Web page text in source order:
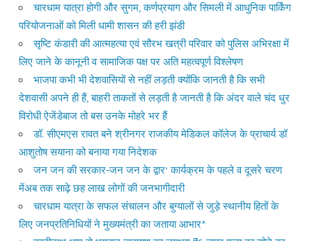
चारधाम यात्रा होगी और सुगम, कर्णप्रयाग और सिमली में आधुनिक पार्किंग
परियोजनाओं को मिली धामी शासन की हरी झंडी
सृष्टि कंडारी की आत्महत्या एवं सौरभ खत्री परिवार को पुलिस अभिरक्षा में
लिए जाने के कानूनी व सामाजिक पक्ष पर अति महत्वपूर्ण विश्लेषण
भाजपा कभी भी देशवासियों से नहीं लड़ती क्योंकि जानती है कि सभी
देशवासी अपने ही हैं, बाहरी ताकतों से लड़ती है जानती है कि अंदर वाले चंद धुर
विरोधी ऐजेंडेबाज तो बस उनके मोहरे भर हैं
डॉ. सीएमएस रावत बने श्रीनगर राजकीय मेडिकल कॉलेज के प्राचार्य डॉ
आशुतोष सयाना को बनाया गया निदेशक
जन जन की सरकार-जन जन के द्वार’ कार्यक्रम के पहले व दूसरे चरण
मेंअब तक साढ़े छह लाख लोगों की जनभागीदारी
चारधाम यात्रा के सफल संचालन और बुग्यालों से जुड़े स्थानीय हितों के
लिए जनप्रतिनिधियों ने मुख्यमंत्री का जताया आभार*